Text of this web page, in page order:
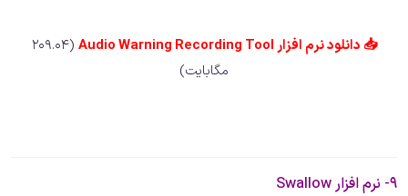
📥 دانلود نرم افزار Audio Warning Recording Tool
(209.04
مگابایت)
9- نرم افزار Swallow